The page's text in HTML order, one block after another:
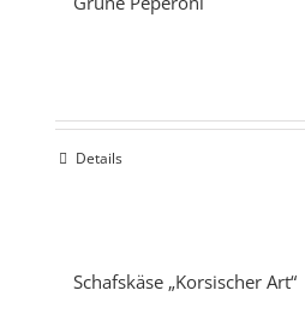
Details
Schafskäse „Korsischer Art“